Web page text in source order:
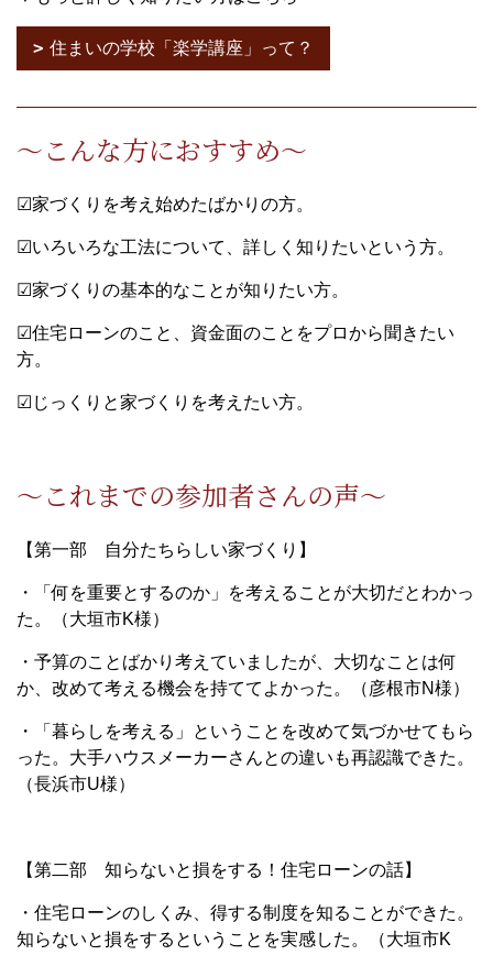
住まいの学校「楽学講座」って？
～こんな方におすすめ～
☑家づくりを考え始めたばかりの方。
☑いろいろな工法について、詳しく知りたいという方。
☑家づくりの基本的なことが知りたい方。
☑住宅ローンのこと、資金面のことをプロから聞きたい
方。
☑じっくりと家づくりを考えたい方。
～これまでの参加者さんの声～
【第一部 自分たちらしい家づくり】
・「何を重要とするのか」を考えることが大切だとわかっ
た。（大垣市K様）
・予算のことばかり考えていましたが、大切なことは何
か、改めて考える機会を持ててよかった。（彦根市N様）
・「暮らしを考える」ということを改めて気づかせてもら
った。大手ハウスメーカーさんとの違いも再認識できた。
（長浜市U様）
【第二部 知らないと損をする！住宅ローンの話】
・住宅ローンのしくみ、得する制度を知ることができた。
知らないと損をするということを実感した。（大垣市K